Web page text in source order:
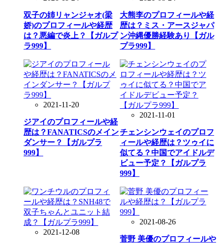
双子の姉リャンジャオ(梁
娇)のプロフィールや経歴
は？悪編で炎上？【ガルプ
ラ999】
大熊李のプロフィールや経
歴は？ミス・アースジャパ
ン沖縄優勝経験あり【ガル
プラ999】
2021-11-20
ジアイのプロフィールや経
歴は？FANATICSのメイン
ダンサー？【ガルプラ
999】
2021-11-01
チェンシンウェイのプロフ
ィールや経歴は？ツゥイに
似てる？中国でアイドルデ
ビュー予定？【ガルプラ
999】
2021-12-08
2021-08-26
菅野 美優のプロフィールや